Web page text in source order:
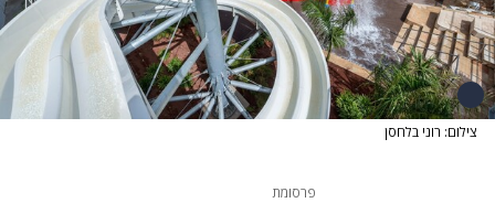
צילום: רוני בלחסן
פרסומת